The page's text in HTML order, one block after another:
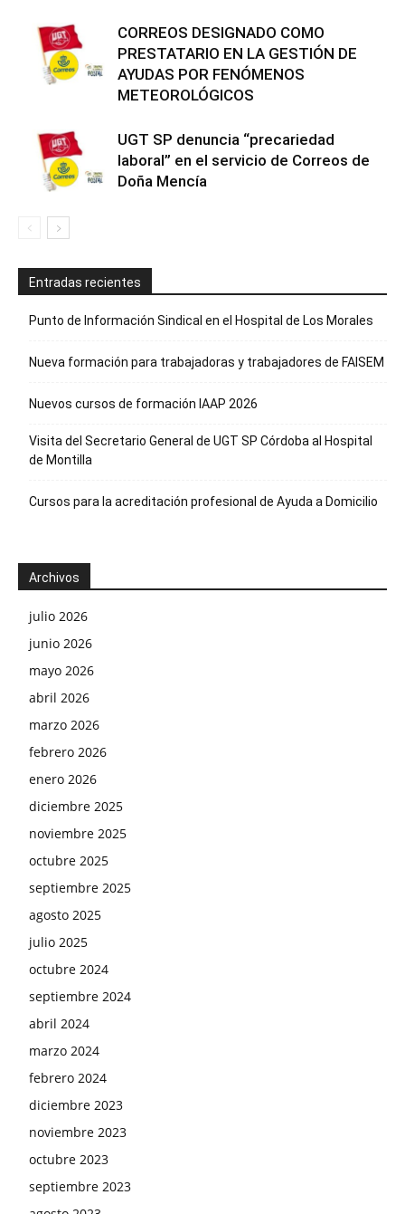
CORREOS DESIGNADO COMO
PRESTATARIO EN LA GESTIÓN DE
AYUDAS POR FENÓMENOS
METEOROLÓGICOS
UGT SP denuncia “precariedad
laboral” en el servicio de Correos de
Doña Mencía
Entradas recientes
Punto de Información Sindical en el Hospital de Los Morales
Nueva formación para trabajadoras y trabajadores de FAISEM
Nuevos cursos de formación IAAP 2026
Visita del Secretario General de UGT SP Córdoba al Hospital
de Montilla
Cursos para la acreditación profesional de Ayuda a Domicilio
Archivos
julio 2026
junio 2026
mayo 2026
abril 2026
marzo 2026
febrero 2026
enero 2026
diciembre 2025
noviembre 2025
octubre 2025
septiembre 2025
agosto 2025
julio 2025
octubre 2024
septiembre 2024
abril 2024
marzo 2024
febrero 2024
diciembre 2023
noviembre 2023
octubre 2023
septiembre 2023